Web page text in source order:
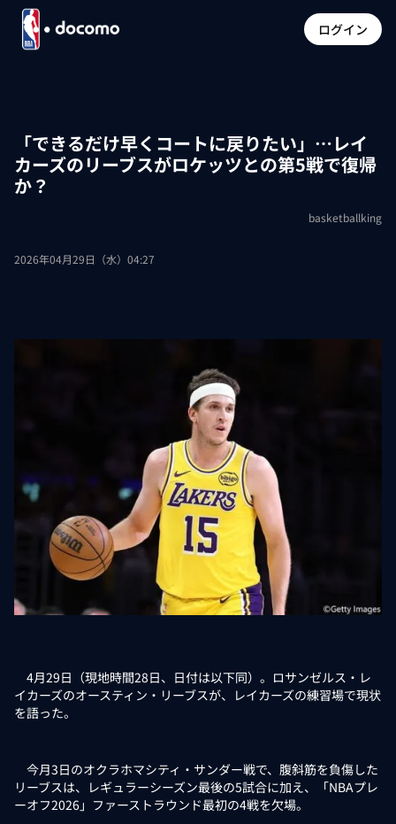
ログイン
「できるだけ早くコートに戻りたい」…レイ
カーズのリーブスがロケッツとの第5戦で復帰
か？
basketballking
2026年04月29日（水）04:27
4月29日（現地時間28日、日付は以下同）。ロサンゼルス・レ
イカーズのオースティン・リーブスが、レイカーズの練習場で現状
を語った。
今月3日のオクラホマシティ・サンダー戦で、腹斜筋を負傷した
リーブスは、レギュラーシーズン最後の5試合に加え、「NBAプレ
ーオフ2026」ファーストラウンド最初の4戦を欠場。